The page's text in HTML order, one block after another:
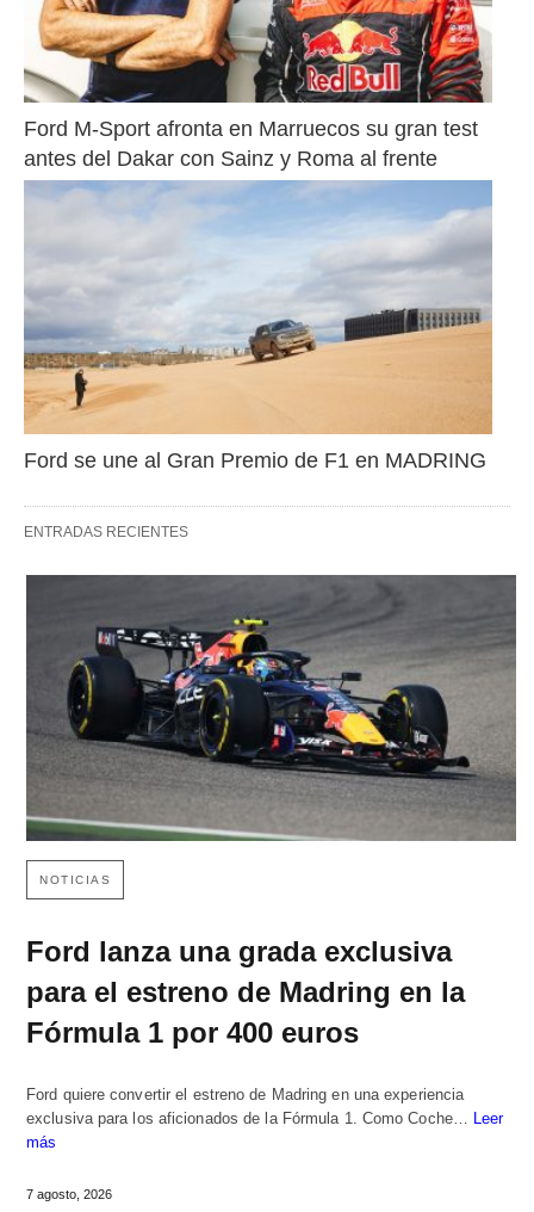
Ford M-Sport afronta en Marruecos su gran test
antes del Dakar con Sainz y Roma al frente
Ford se une al Gran Premio de F1 en MADRING
ENTRADAS RECIENTES
NOTICIAS
Ford lanza una grada exclusiva
para el estreno de Madring en la
Fórmula 1 por 400 euros
Ford quiere convertir el estreno de Madring en una experiencia
exclusiva para los aficionados de la Fórmula 1. Como Coche… Leer
más
7 agosto, 2026